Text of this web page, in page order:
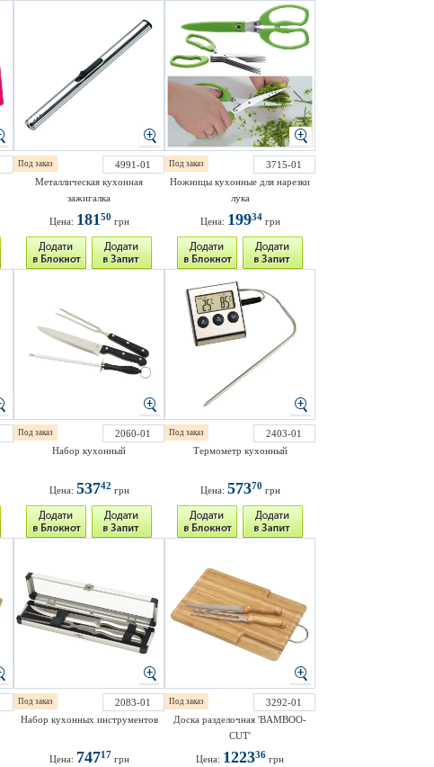
Под заказ
4991-01
Металлическая кухонная
зажигалка
Цена: 18150 грн
Под заказ
3715-01
Ножницы кухонные для нарезки
лука
Цена: 19934грн
Под заказ
2060-01
Набор кухонный
Цена: 53742 грн
Под заказ
2403-01
Термометр кухонный
Цена: 57370 грн
Под заказ
2083-01
Набор кухонных инструментов
Цена: 74717 грн
Под заказ
3292-01
Доска разделочная 'BAMBOO-
CUT'
Цена: 122336 грн